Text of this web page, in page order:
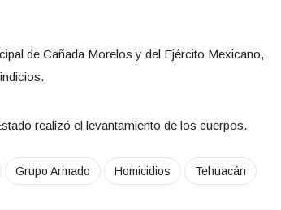
de Cañada Morelos y del Ejército Mexicano,
realizó el levantamiento de los cuerpos.
Grupo Armado Homicidios Tehuacán